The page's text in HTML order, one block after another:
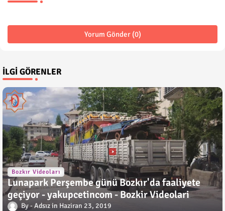
Yorum Gönder (0)
İLGI GÖRENLER
Bozkır Videoları
Lunapark Perşembe günü Bozkır'da faaliyete
geçiyor - yakupcetincom - Bozkir Videolari
Adsız Haziran 23, 2019